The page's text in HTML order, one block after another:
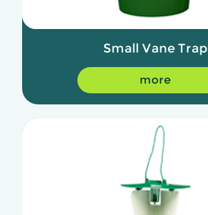
Small Vane Trap
more